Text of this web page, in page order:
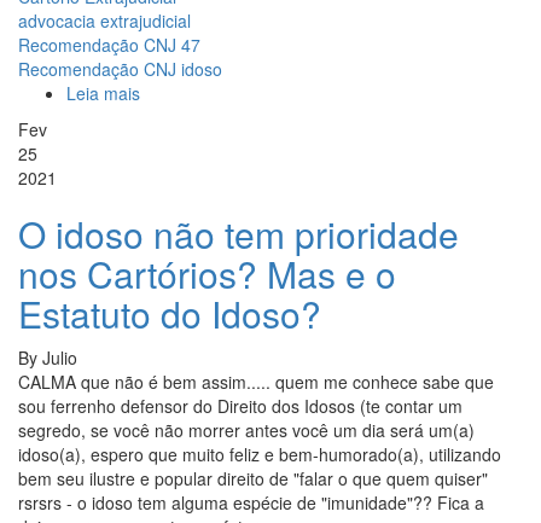
advocacia extrajudicial
Recomendação CNJ 47
Recomendação CNJ idoso
Leia mais
negar
lavratura
de
Testamento
um
Idoso??
Fev
25
2021
O idoso não tem prioridade
nos Cartórios? Mas e o
Estatuto do Idoso?
By Julio
CALMA que não é bem assim..... quem me conhece sabe que
sou ferrenho defensor do Direito dos Idosos (te contar um
segredo, se você não morrer antes você um dia será um(a)
idoso(a), espero que muito feliz e bem-humorado(a), utilizando
bem seu ilustre e popular direito de "falar o que quem quiser"
rsrsrs - o idoso tem alguma espécie de "imunidade"?? Fica a